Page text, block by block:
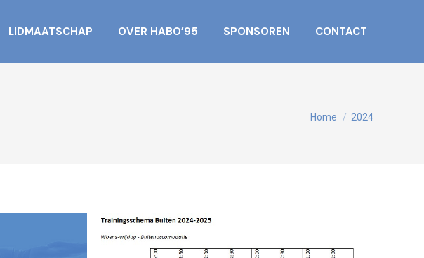
LIDMAATSCHAP OVER HABO’95 SPONSOREN CONTACT
Je bent hier:
Home 2024